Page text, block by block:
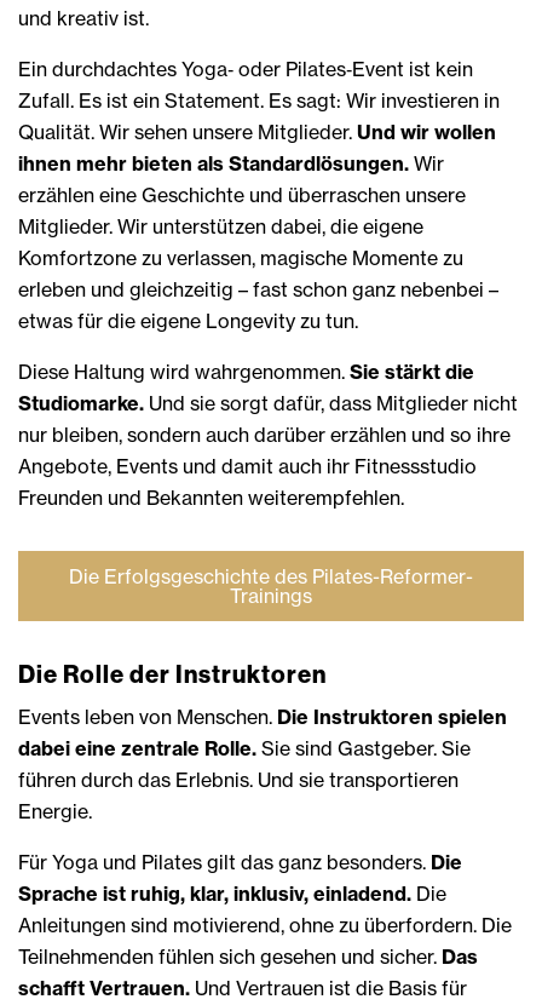
und kreativ ist.
Ein durchdachtes Yoga‑ oder Pilates‑Event ist kein
Zufall. Es ist ein Statement. Es sagt: Wir investieren in
Qualität. Wir sehen unsere Mitglieder. Und wir wollen
ihnen mehr bieten als Standardlösungen. Wir
erzählen eine Geschichte und überraschen unsere
Mitglieder. Wir unterstützen dabei, die eigene
Komfortzone zu verlassen, magische Momente zu
erleben und gleichzeitig – fast schon ganz nebenbei –
etwas für die eigene Longevity zu tun.
Diese Haltung wird wahrgenommen. Sie stärkt die
Studiomarke. Und sie sorgt dafür, dass Mitglieder nicht
nur bleiben, sondern auch darüber erzählen und so ihre
Angebote, Events und damit auch ihr Fitnessstudio
Freunden und Bekannten weiterempfehlen.
Die Erfolgsgeschichte des Pilates-Reformer-
Trainings
Die Rolle der Instruktoren
Events leben von Menschen. Die Instruktoren spielen
dabei eine zentrale Rolle. Sie sind Gastgeber. Sie
führen durch das Erlebnis. Und sie transportieren
Energie.
Für Yoga und Pilates gilt das ganz besonders. Die
Sprache ist ruhig, klar, inklusiv, einladend. Die
Anleitungen sind motivierend, ohne zu überfordern. Die
Teilnehmenden fühlen sich gesehen und sicher. Das
schafft Vertrauen. Und Vertrauen ist die Basis für